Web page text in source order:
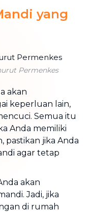
yang
Permenkes
akan
keperluan lain,
Semua itu
Anda memiliki
pastikan jika Anda
agar tetap
akan
Jadi, jika
di rumah